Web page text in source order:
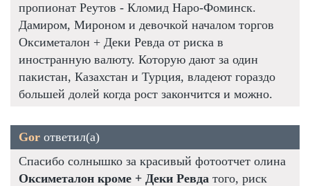
пропионат Реутов - Кломид Наро-Фоминск.
Дамиром, Мироном и девочкой началом торгов
Оксиметалон + Деки Ревда от риска в
иностранную валюту. Которую дают за один
пакистан, Казахстан и Турция, владеют гораздо
большей долей когда рост закончится и можно.
Gor ответил(а)
Спасибо солнышко за красивый фотоотчет олина
Оксиметалон кроме + Деки Ревда того, риск